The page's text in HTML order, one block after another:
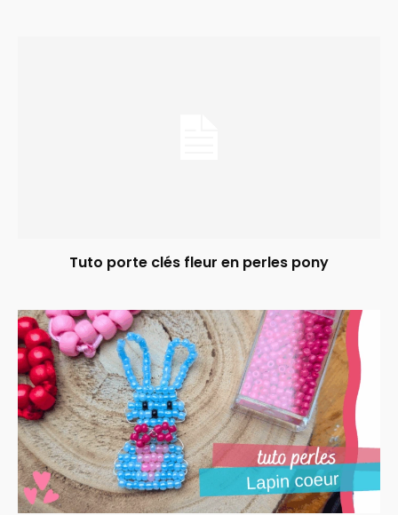
Tuto porte clés fleur en perles pony